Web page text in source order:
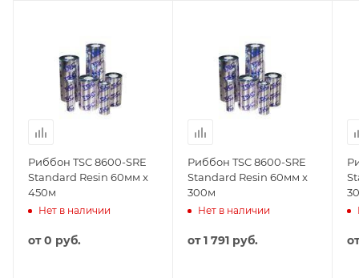
Риббон TSC 8600-SRE
Standard Resin 60мм x
450м
Нет в наличии
от0 руб.
Риббон TSC 8600-SRE
Standard Resin 60мм x
300м
Нет в наличии
от1 791 руб.